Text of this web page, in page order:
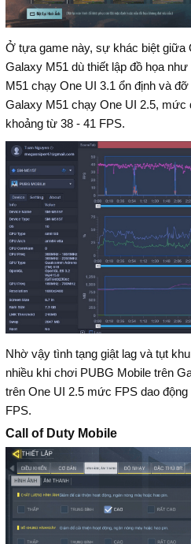
Ở tựa game này, sự khác biệt giữa
Galaxy M51 dù thiết lập đồ họa
M51 chạy One UI 3.1 ổn định và
Galaxy M51 chạy One UI 2.5, mức
khoảng từ 38 - 41 FPS.
Nhờ vậy tình tạng giật lag và tụt
nhiều khi chơi PUBG Mobile trên
trên One UI 2.5 mức FPS dao
FPS.
Call of Duty Mobile